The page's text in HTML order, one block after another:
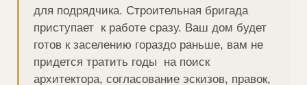
Оплатить стоимость дома сразу
или разбить оплату на несколько
комфортных этапов